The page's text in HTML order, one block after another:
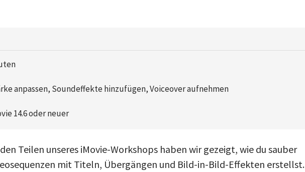
anpassen, Soundeffekte hinzufügen, Voiceover aufnehmen
14.6 oder neuer
Teilen unseres iMovie-Workshops haben wir gezeigt, wie du sauber
mit Titeln, Übergängen und Bild-in-Bild-Effekten erstellst.